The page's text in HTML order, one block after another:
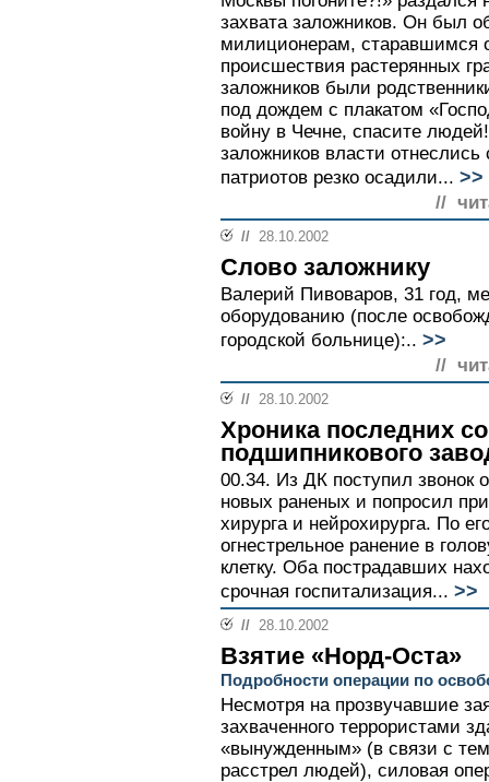
захвата заложников. Он был
милиционерам, старавшимся
происшествия растерянных
заложников были
под дождем с плакатом
войну в Чечне, спасите
заложников власти
патриотов резко осадили... >>
//
// 28.10.2002
Слово заложнику
Валерий Пивоваров, 31 год,
оборудованию (после
городской больнице):.. >>
//
// 28.10.2002
Хроника последних
подшипникового
00.34. Из ДК поступил звонок
новых раненых и попросил
хирурга и нейрохирурга. По
огнестрельное ранение в
клетку. Оба пострадавших
срочная госпитализация... >>
// 28.10.2002
Взятие «Норд-Оста»
Подробности операции по
Несмотря на прозвучавшие
захваченного террористами
«вынужденным» (в связи с
расстрел людей), силовая